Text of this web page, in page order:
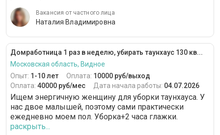
Вакансия от частного лица
Наталия Владимировна
Домработница 1 раз в неделю, убирать таунхаус 130 кв...
Московская область, Видное
Опыт: 1-10 лет Оплата: 10000 руб/выход
Оплата: 40000 руб/мес Дата начала работы: 04.07.2026
Ищем энергичную женщину для уборки таунхауса. У
нас двое малышей, поэтому сами практически
ежедневно моем пол. Уборка+2 часа глажки.
раскрыть...